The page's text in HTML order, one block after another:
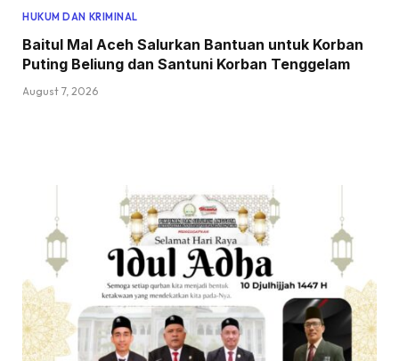
HUKUM DAN KRIMINAL
Baitul Mal Aceh Salurkan Bantuan untuk Korban
Puting Beliung dan Santuni Korban Tenggelam
August 7, 2026